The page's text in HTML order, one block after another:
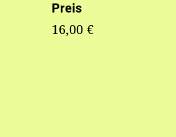
Preis
16,00 €